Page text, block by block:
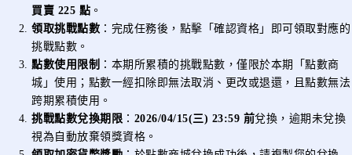
買賣 225 點 。
領取挑戰點數 ：完成任務後，點擊「確認資格」即可領取對應的
挑戰點數。
點數使用限制 ：本期所累積的挑戰點數，僅限於本期「點數商
城」使用；點數一經扣除即無法取消、更改或退還，且點數無法
跨期累積使用。
挑戰點數兌換期限 ： 2026/04/15(三) 23:59 前兌換，逾期未兌換
視為自動放棄領獎資格。